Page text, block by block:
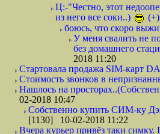
Ц:-"Честно, этот
из него все соки..)
(+)
боюсь, что скоро
У меня свалить не
без домашнего
2018 11:20
Стартовала продажа SIM-карт
Стоимость звонков в
Нашлось на
02-2018 10:47
Собственно купить СИМ-ку
[1130] 10-02-2018 11:22
Вчера курьер привёз таки